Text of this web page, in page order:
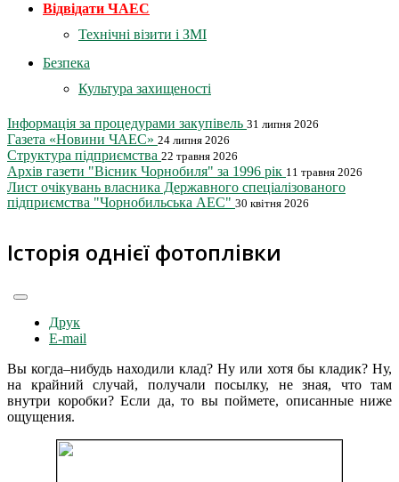
Відвідати ЧАЕС
Технічні візити і ЗМІ
Безпека
Культура захищеності
Інформація за процедурами закупівель 31 липня 2026
Газета «Новини ЧАЕС» 24 липня 2026
Структура підприємства 22 травня 2026
Архів газети "Вісник Чорнобиля" за 1996 рік 11 травня 2026
Лист очікувань власника Державного спеціалізованого
підприємства "Чорнобильська АЕС" 30 квітня 2026
Історія однієї фотоплівки
Друк
E-mail
Вы когда–нибудь находили клад? Ну или хотя бы кладик? Ну,
на крайний случай, получали посылку, не зная, что там
внутри коробки? Если да, то вы поймете, описанные ниже
ощущения.